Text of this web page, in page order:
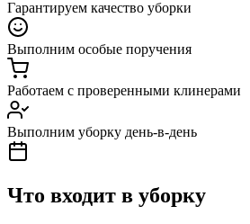
Гарантируем качество уборки
Выполним особые поручения
Работаем с проверенными клинерами
Выполним уборку день-в-день
Что входит в уборку